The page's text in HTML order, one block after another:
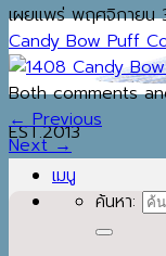
EST.2013
เมนู
ค้นหา:
เผยแพร่พฤศจิกายน
Candy Bow Puff
Both comments
←Previous
Next→